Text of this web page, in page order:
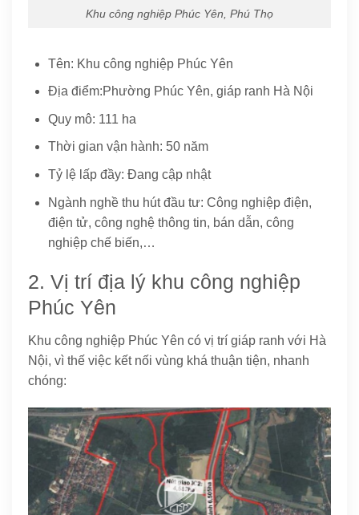
Khu công nghiệp Phúc Yên, Phú Thọ
Tên: Khu công nghiệp Phúc Yên
Địa điểm:Phường Phúc Yên, giáp ranh Hà Nội
Quy mô: 111 ha
Thời gian vận hành: 50 năm
Tỷ lệ lấp đầy: Đang cập nhật
Ngành nghề thu hút đầu tư: Công nghiệp điện,
điện tử, công nghệ thông tin, bán dẫn, công
nghiệp chế biến,…
2. Vị trí địa lý khu công nghiệp
Phúc Yên
Khu công nghiệp Phúc Yên có vị trí giáp ranh với Hà
Nội, vì thế việc kết nối vùng khá thuận tiện, nhanh
chóng: